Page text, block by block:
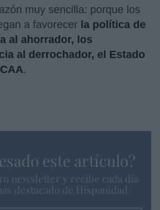
muy sencilla: porque los
a favorecer la política de
al ahorrador, los
al derrochador, el Estado
.
este artículo?
newsletter y recibe cada dia
destacado de Hispanidad